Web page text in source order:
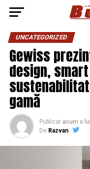
UNCATEGORIZED
Gewiss
design,
gamă
Publicat acum o
De Razvan